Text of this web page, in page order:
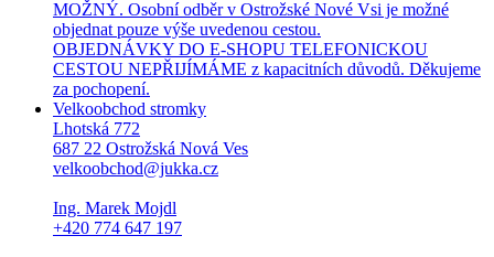
MOŽNÝ. Osobní odběr v Ostrožské Nové Vsi je možné
objednat pouze výše uvedenou cestou.
OBJEDNÁVKY DO E-SHOPU TELEFONICKOU
CESTOU NEPŘIJÍMÁME z kapacitních důvodů. Děkujeme
za pochopení.
Velkoobchod stromky
Lhotská 772
687 22 Ostrožská Nová Ves
velkoobchod@jukka.cz
Ing. Marek Mojdl
+420 774 647 197